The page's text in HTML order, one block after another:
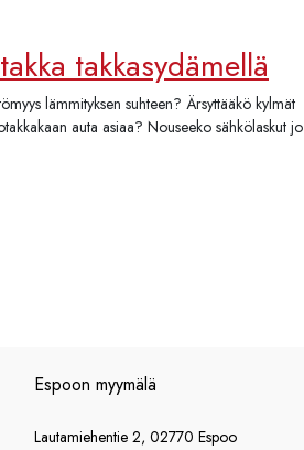
takkasydämellä
lämmityksen suhteen? Ärsyttääkö kylmät
auta asiaa? Nouseeko sähkölaskut jo
Espoon myymälä
Lautamiehentie 2, 02770 Espoo